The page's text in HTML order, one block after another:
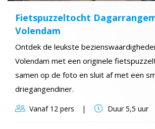
Fietspuzzeltocht
Volendam
Ontdek de leukste
Volendam met een originele
samen op de foto en sluit af met een
driegangendiner.
Vanaf12 pers Duur5,5 uur